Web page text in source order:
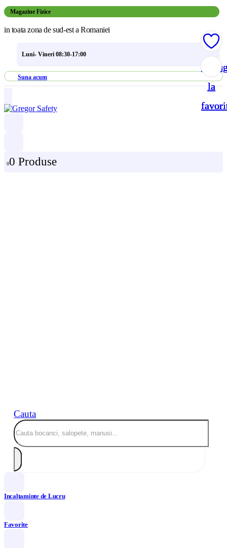
Magazine Fizice
in toata zona de sud-est a Romaniei
Luni- Vineri 08:30-17:00
Suna acum
00 Produse
Cauta
Incaltaminte de Lucru
Favorite
la
la
la
la